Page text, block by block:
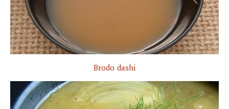
Brodo dashi